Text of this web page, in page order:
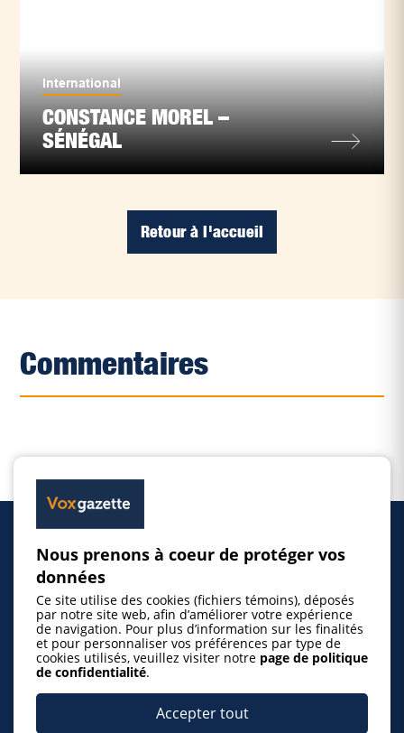
International
CONSTANCE MOREL –
SÉNÉGAL
Retour à l'accueil
Commentaires
Inscrire un événement
© 2026 Gazette de la Mauricie. Tous droits
Nous prenons à coeur de protéger vos
données
Ce site utilise des cookies (fichiers témoins), déposés
par notre site web, afin d’améliorer votre expérience
de navigation. Pour plus d’information sur les finalités
et pour personnaliser vos préférences par type de
cookies utilisés, veuillez visiter notre page de politique
de confidentialité.
Accepter tout